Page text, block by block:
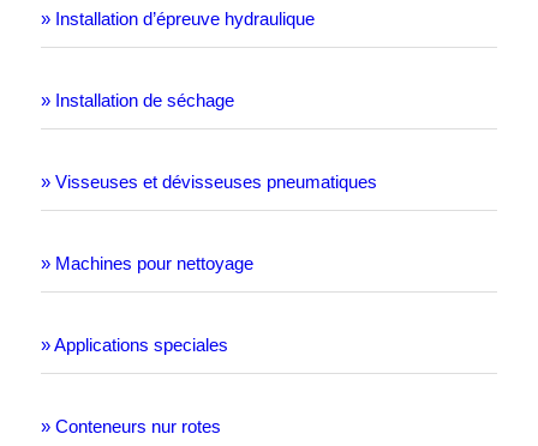
» Installation d’épreuve hydraulique
» Installation de séchage
» Visseuses et dévisseuses pneumatiques
» Machines pour nettoyage
» Applications speciales
» Conteneurs nur rotes